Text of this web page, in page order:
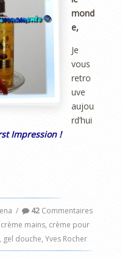
mond
e,
Je
vous
retro
uve
aujou
rd’hui
Impression !
/ 42Commentaires
crème mains, crème pour
, gel douche, Yves Rocher